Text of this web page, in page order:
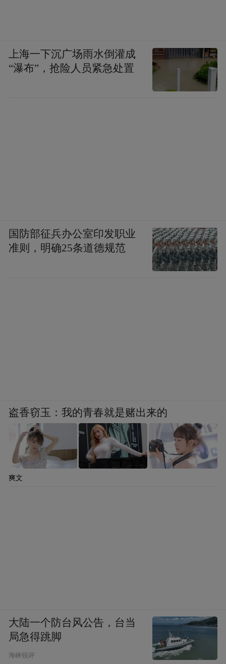
上海一下沉广场雨水倒灌成
“瀑布”，抢险人员紧急处置
国防部征兵办公室印发职业
准则，明确25条道德规范
盗香窃玉：我的青春就是赌出来的
爽文
大陆一个防台风公告，台当
局急得跳脚
海峡锐评